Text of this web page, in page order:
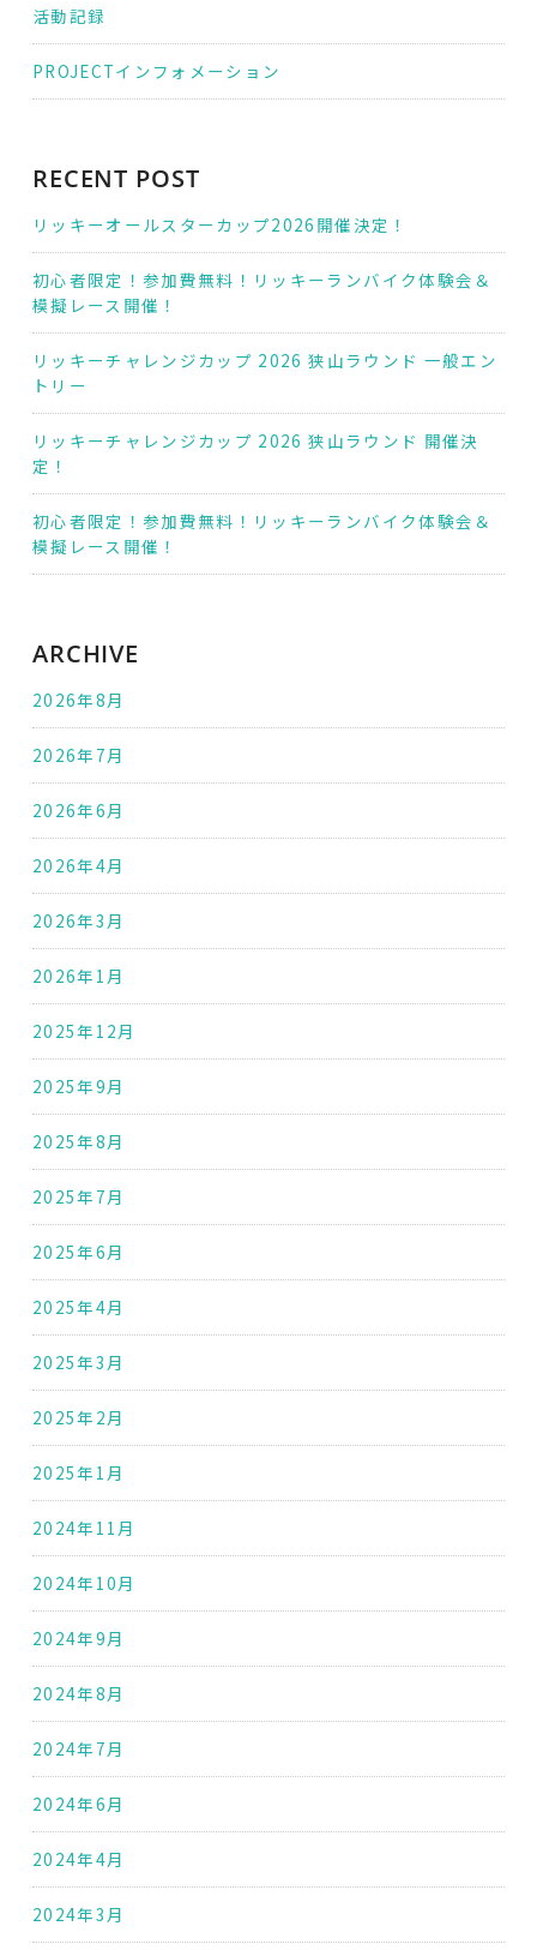
活動記録
PROJECTインフォメーション
RECENT POST
リッキーオールスターカップ2026開催決定！
初心者限定！参加費無料！リッキーランバイク体験会＆
模擬レース開催！
リッキーチャレンジカップ 2026 狭山ラウンド 一般エン
トリー
リッキーチャレンジカップ 2026 狭山ラウンド 開催決
定！
初心者限定！参加費無料！リッキーランバイク体験会＆
模擬レース開催！
ARCHIVE
2026年8月
2026年7月
2026年6月
2026年4月
2026年3月
2026年1月
2025年12月
2025年9月
2025年8月
2025年7月
2025年6月
2025年4月
2025年3月
2025年2月
2025年1月
2024年11月
2024年10月
2024年9月
2024年8月
2024年7月
2024年6月
2024年4月
2024年3月